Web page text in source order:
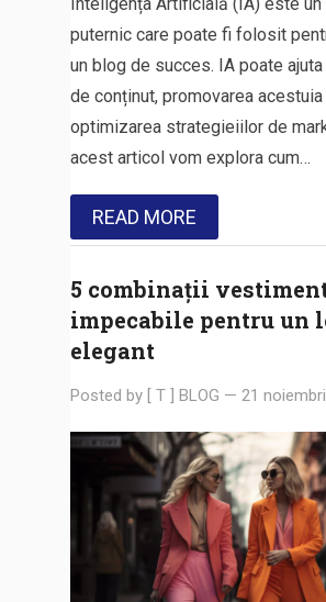
puternic care poate fi folosit
un blog de succes. IA poate
de conținut, promovarea
optimizarea strategieiilor de
acest articol vom explora cum…
READ MORE
5 combinații
impecabile pentru un
elegant
Posted by [ T ] BLOG — 21